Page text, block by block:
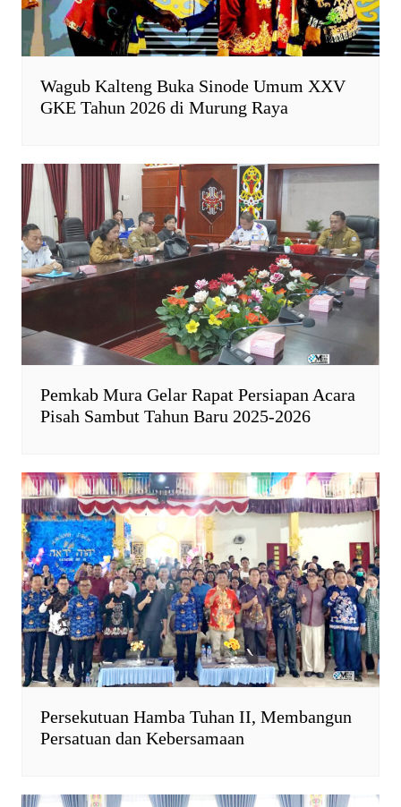
Wagub Kalteng Buka Sinode Umum XXV
GKE Tahun 2026 di Murung Raya
Pemkab Mura Gelar Rapat Persiapan Acara
Pisah Sambut Tahun Baru 2025-2026
Persekutuan Hamba Tuhan II, Membangun
Persatuan dan Kebersamaan